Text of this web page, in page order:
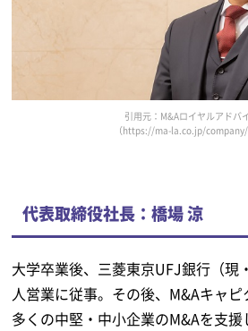
引用元：M&Aロイヤルアドバ
（https://ma-la.co.jp/company/
代表取締役社長：橋場 涼
大学卒業後、三菱東京UFJ銀行（現
人営業に従事。その後、M&Aキャ
多くの中堅・中小企業のM&Aを支